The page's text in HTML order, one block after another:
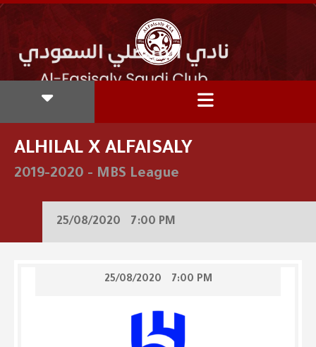
ALHILAL X ALFAISALY
2019-2020 - MBS League
25/08/2020 7:00 PM
25/08/2020 7:00 PM